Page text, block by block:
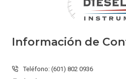
Información de
Teléfono: (601) 802 0936